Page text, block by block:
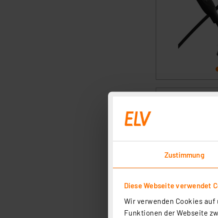
Zustimmung
Diese Webseite verwendet
Wir verwenden Cookies
Funktionen der Webseite